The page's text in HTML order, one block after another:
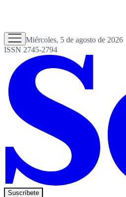
Miércoles, 5 de agosto de 2026
ISSN 2745-2794
Suscríbete